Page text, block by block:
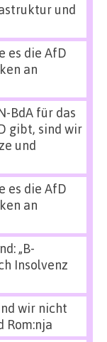
und
es die AfD
an
BdA für das
gibt, sind wir
und
es die AfD
an
„B-
Insolvenz
wir nicht
Rom:nja